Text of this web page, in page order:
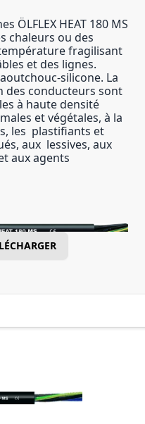
ÖLFLEX HEAT 180 MS
chaleurs ou des
fragilisant
et des lignes.
silicone. La
des conducteurs sont
à haute densité
et végétales, à la
les plastifiants et
aux lessives, aux
aux agents